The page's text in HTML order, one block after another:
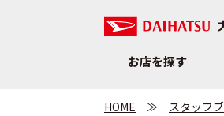
お店を探す
HOME スタッフ